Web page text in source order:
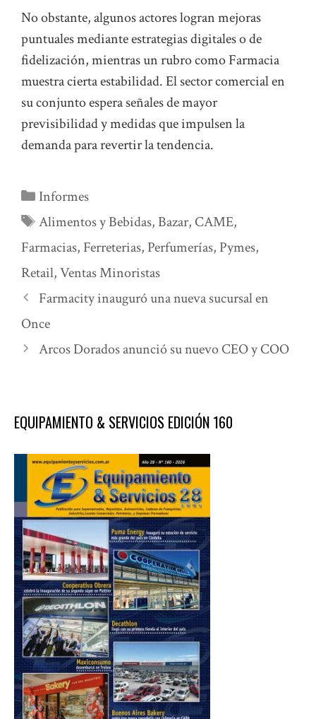
No obstante, algunos actores logran mejoras
puntuales mediante estrategias digitales o de
fidelización, mientras un rubro como Farmacia
muestra cierta estabilidad. El sector comercial en
su conjunto espera señales de mayor
previsibilidad y medidas que impulsen la
demanda para revertir la tendencia.
Categorías
Informes
Etiquetas
Alimentos y Bebidas,Bazar, CAME,
Farmacias, Ferreterias, Perfumerías, Pymes,
Retail,Ventas Minoristas
Farmacity inauguró una nueva sucursal en
Once
Arcos Dorados anunció su nuevo CEO y COO
EQUIPAMIENTO & SERVICIOS EDICIÓN 160